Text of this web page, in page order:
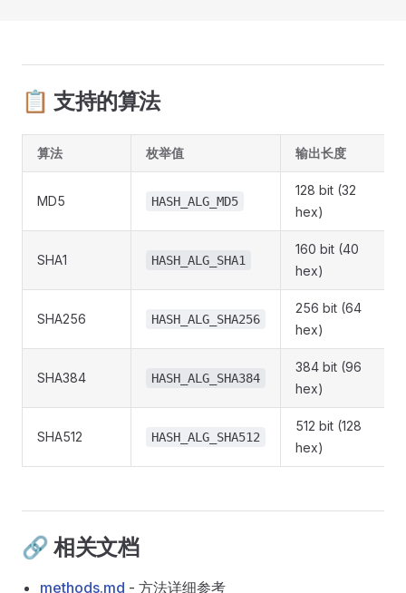
📋 支持的算法
算法 枚举值 输出长度
MD5 HASH_ALG_MD5
128 bit (32
hex)
SHA1 HASH_ALG_SHA1
160 bit (40
hex)
SHA256 HASH_ALG_SHA256
256 bit (64
hex)
SHA384 HASH_ALG_SHA384
384 bit (96
hex)
SHA512 HASH_ALG_SHA512
512 bit (128
hex)
🔗 相关文档
methods.md - 方法详细参考